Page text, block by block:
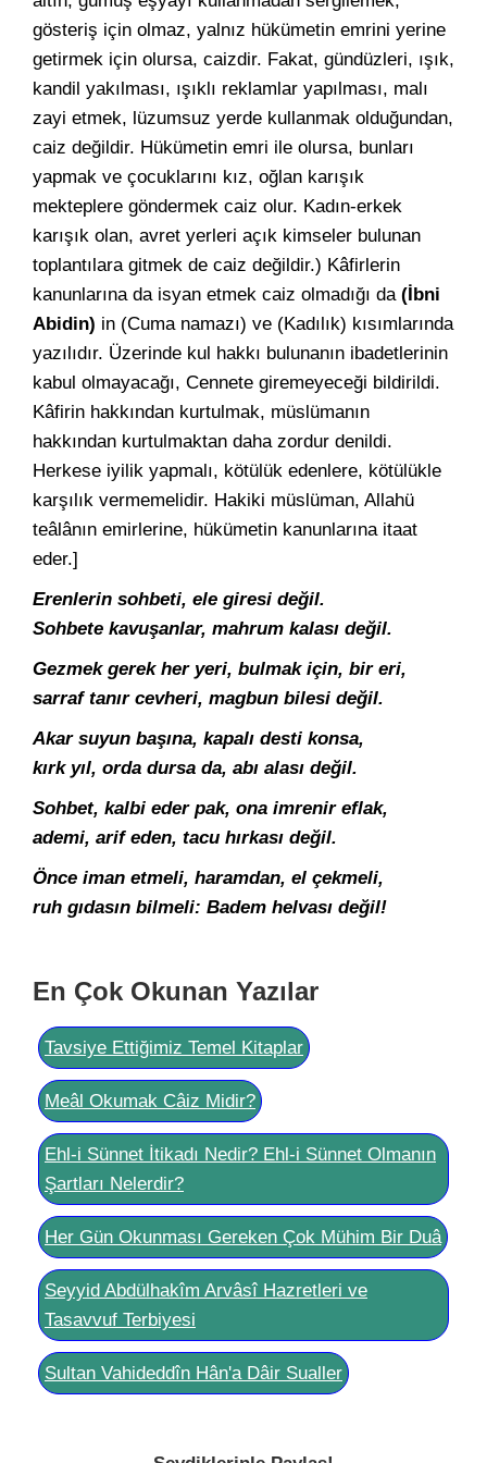
gösteriş için olmaz, yalnız hükümetin emrini yerine
getirmek için olursa, caizdir. Fakat, gündüzleri, ışık,
kandil yakılması, ışıklı reklamlar yapılması, malı
zayi etmek, lüzumsuz yerde kullanmak olduğundan,
caiz değildir. Hükümetin emri ile olursa, bunları
yapmak ve çocuklarını kız, oğlan karışık
mekteplere göndermek caiz olur. Kadın-erkek
karışık olan, avret yerleri açık kimseler bulunan
toplantılara gitmek de caiz değildir.) Kâfirlerin
kanunlarına da isyan etmek caiz olmadığı da (İbni
Abidin) in (Cuma namazı) ve (Kadılık) kısımlarında
yazılıdır. Üzerinde kul hakkı bulunanın ibadetlerinin
kabul olmayacağı, Cennete giremeyeceği bildirildi.
Kâfirin hakkından kurtulmak, müslümanın
hakkından kurtulmaktan daha zordur denildi.
Herkese iyilik yapmalı, kötülük edenlere, kötülükle
karşılık vermemelidir. Hakiki müslüman, Allahü
teâlânın emirlerine, hükümetin kanunlarına itaat
eder.]
Erenlerin sohbeti, ele giresi değil.
Sohbete kavuşanlar, mahrum kalası değil.
Gezmek gerek her yeri, bulmak için, bir eri,
sarraf tanır cevheri, magbun bilesi değil.
Akar suyun başına, kapalı desti konsa,
kırk yıl, orda dursa da, abı alası değil.
Sohbet, kalbi eder pak, ona imrenir eflak,
ademi, arif eden, tacu hırkası değil.
Önce iman etmeli, haramdan, el çekmeli,
ruh gıdasın bilmeli: Badem helvası değil!
En Çok Okunan Yazılar
Tavsiye Ettiğimiz Temel Kitaplar
Meâl Okumak Câiz Midir?
Ehl-i Sünnet İtikadı Nedir? Ehl-i Sünnet Olmanın
Şartları Nelerdir?
Her Gün Okunması Gereken Çok Mühim Bir Duâ
Seyyid Abdülhakîm Arvâsî Hazretleri ve
Tasavvuf Terbiyesi
Sultan Vahideddîn Hân'a Dâir Sualler